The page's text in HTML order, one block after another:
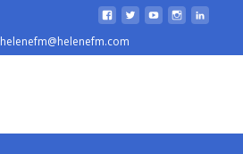
helenefm@helenefm.com